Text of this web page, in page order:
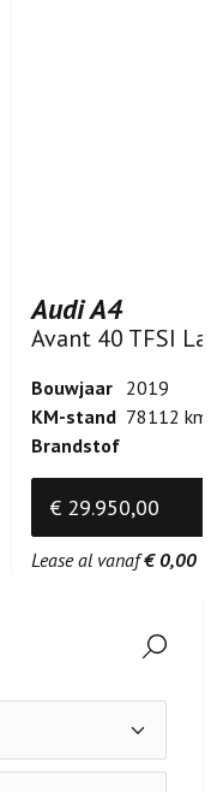
Bouwjaar
KM-stand
78112 km
Brandstof
€ 29.950,00